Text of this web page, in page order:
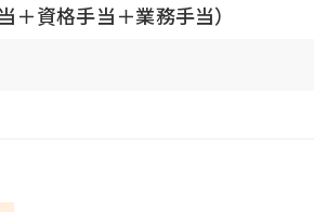
資格手当＋業務手当）